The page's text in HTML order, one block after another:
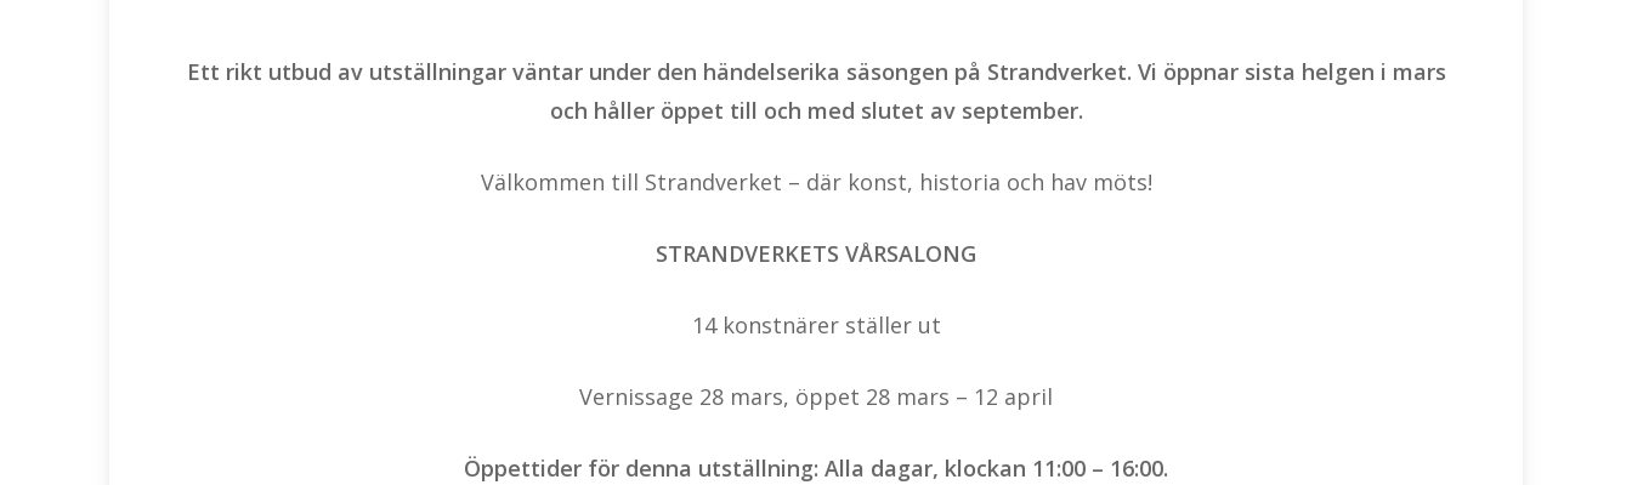
Ett rikt utbud av utställningar väntar under den händelserika säsongen på Strandverket. Vi öppnar sista helgen i mars
och håller öppet till och med slutet av september.
Välkommen till Strandverket – där konst, historia och hav möts!
STRANDVERKETS VÅRSALONG
14 konstnärer ställer ut
Vernissage 28 mars, öppet 28 mars – 12 april
Öppettider för denna utställning: Alla dagar, klockan 11:00 – 16:00.